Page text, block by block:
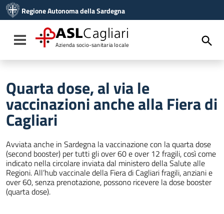
Vai al menu di navigazione
Vai al footer
Regione Autonoma della Sardegna
Toggle navigation
ASLCagliari
Azienda socio-sanitaria locale
Quarta dose, al via le
vaccinazioni anche alla Fiera di
Cagliari
Avviata anche in Sardegna la vaccinazione con la quarta dose
(second booster) per tutti gli over 60 e over 12 fragili, così come
indicato nella circolare inviata dal ministero della Salute alle
Regioni. All’hub vaccinale della Fiera di Cagliari fragili, anziani e
over 60, senza prenotazione, possono ricevere la dose booster
(quarta dose).